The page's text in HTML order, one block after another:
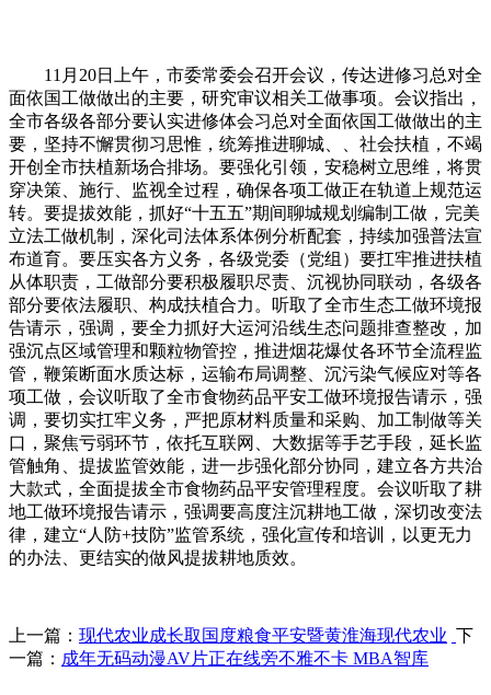
11月20日上午，市委常委会召开会议，传达进修习总对全
面依国工做做出的主要，研究审议相关工做事项。会议指出，
全市各级各部分要认实进修体会习总对全面依国工做做出的主
要，坚持不懈贯彻习思惟，统筹推进聊城、、社会扶植，不竭
开创全市扶植新场合排场。要强化引领，安稳树立思维，将贯
穿决策、施行、监视全过程，确保各项工做正在轨道上规范运
转。要提拔效能，抓好“十五五”期间聊城规划编制工做，完美
立法工做机制，深化司法体系体例分析配套，持续加强普法宣
布道育。要压实各方义务，各级党委（党组）要扛牢推进扶植
从体职责，工做部分要积极履职尽责、沉视协同联动，各级各
部分要依法履职、构成扶植合力。听取了全市生态工做环境报
告请示，强调，要全力抓好大运河沿线生态问题排查整改，加
强沉点区域管理和颗粒物管控，推进烟花爆仗各环节全流程监
管，鞭策断面水质达标，运输布局调整、沉污染气候应对等各
项工做，会议听取了全市食物药品平安工做环境报告请示，强
调，要切实扛牢义务，严把原材料质量和采购、加工制做等关
口，聚焦亏弱环节，依托互联网、大数据等手艺手段，延长监
管触角、提拔监管效能，进一步强化部分协同，建立各方共治
大款式，全面提拔全市食物药品平安管理程度。会议听取了耕
地工做环境报告请示，强调要高度注沉耕地工做，深切改变法
律，建立“人防+技防”监管系统，强化宣传和培训，以更无力
的办法、更结实的做风提拔耕地质效。
上一篇： 现代农业成长取国度粮食平安暨黄淮海现代农业 下
一篇： 成年无码动漫AV片正在线旁不雅不卡 MBA智库